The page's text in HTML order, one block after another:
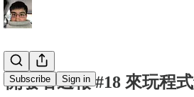
Subscribe Sign in
開發者週報 #18 來玩程